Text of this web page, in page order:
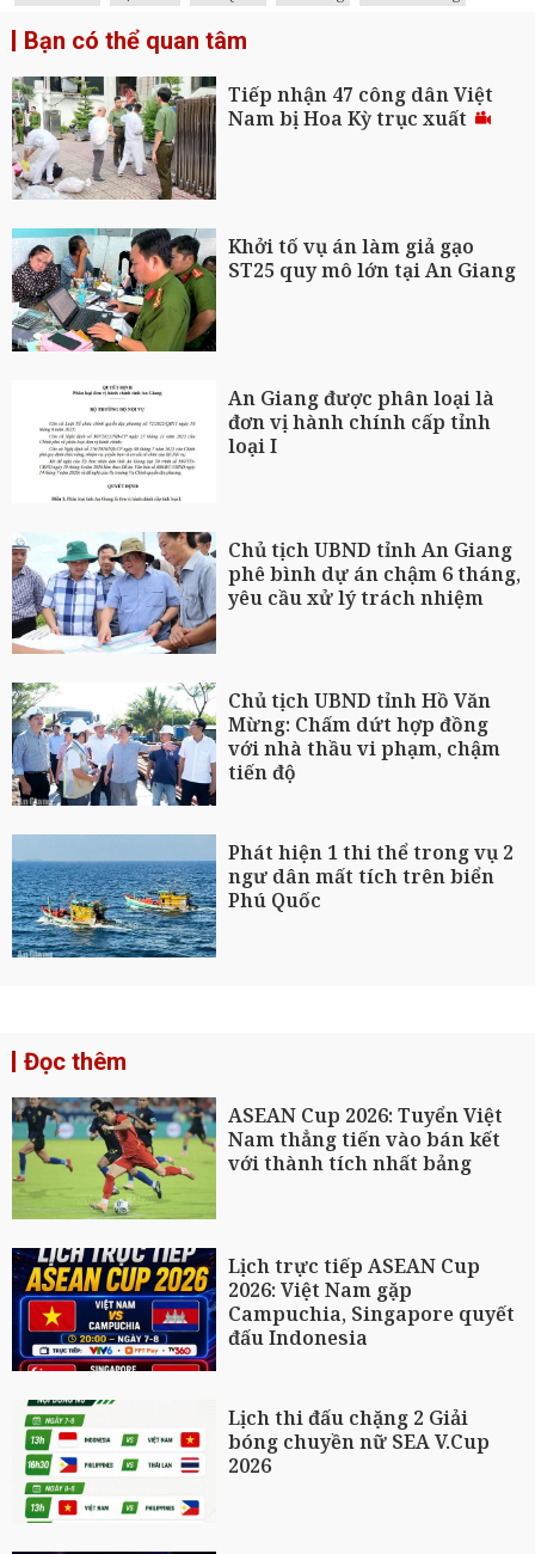
Bạn có thể quan tâm
Tiếp nhận 47 công dân Việt
Nam bị Hoa Kỳ trục xuất
Khởi tố vụ án làm giả gạo
ST25 quy mô lớn tại An Giang
An Giang được phân loại là
đơn vị hành chính cấp tỉnh
loại I
Chủ tịch UBND tỉnh An Giang
phê bình dự án chậm 6 tháng,
yêu cầu xử lý trách nhiệm
Chủ tịch UBND tỉnh Hồ Văn
Mừng: Chấm dứt hợp đồng
với nhà thầu vi phạm, chậm
tiến độ
Phát hiện 1 thi thể trong vụ 2
ngư dân mất tích trên biển
Phú Quốc
Đọc thêm
ASEAN Cup 2026: Tuyển Việt
Nam thẳng tiến vào bán kết
với thành tích nhất bảng
Lịch trực tiếp ASEAN Cup
2026: Việt Nam gặp
Campuchia, Singapore quyết
đấu Indonesia
Lịch thi đấu chặng 2 Giải
bóng chuyền nữ SEA V.Cup
2026